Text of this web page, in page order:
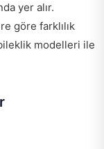
yer alır.
göre farklılık
modelleri ile